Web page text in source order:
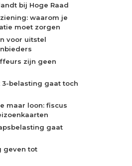
bij Hoge Raad
waarom je
moet zorgen
voor uitstel
zijn geen
3-belasting gaat toch
maar loon: fiscus
gaat
geven tot